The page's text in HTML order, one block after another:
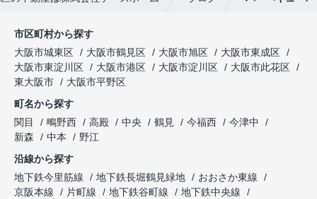
市区町村から探す
大阪市城東区
大阪市鶴見区 大阪市旭区
大阪市東成区
大阪市東淀川区
大阪市港区 大阪市淀川区
大阪市此花区
東大阪市
大阪市平野区
町名から探す
関目
鴫野西 高殿 中央 鶴見 今福西
今津中
新森
中本
野江
沿線から探す
地下鉄今里筋線
地下鉄長堀鶴見緑地
おおさか東線
京阪本線
片町線 地下鉄谷町線
地下鉄中央線